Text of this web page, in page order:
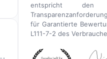
entspricht den
für Garantierte
L111-7-2 des